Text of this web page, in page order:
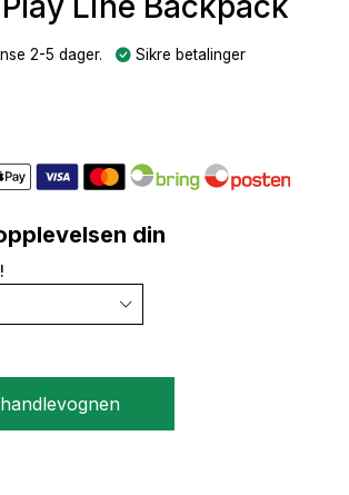
2-5 dager. Sikre betalinger
din